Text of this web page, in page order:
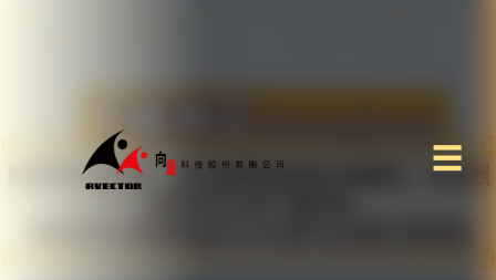
☰
親愛的玩家你好，請先選擇您想要的遊戲後，再依照